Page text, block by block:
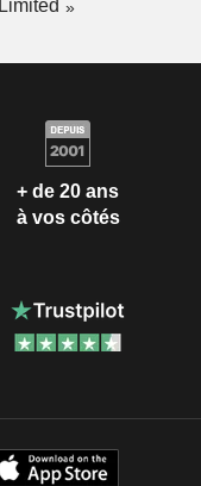
+ de 20 ans
à vos côtés